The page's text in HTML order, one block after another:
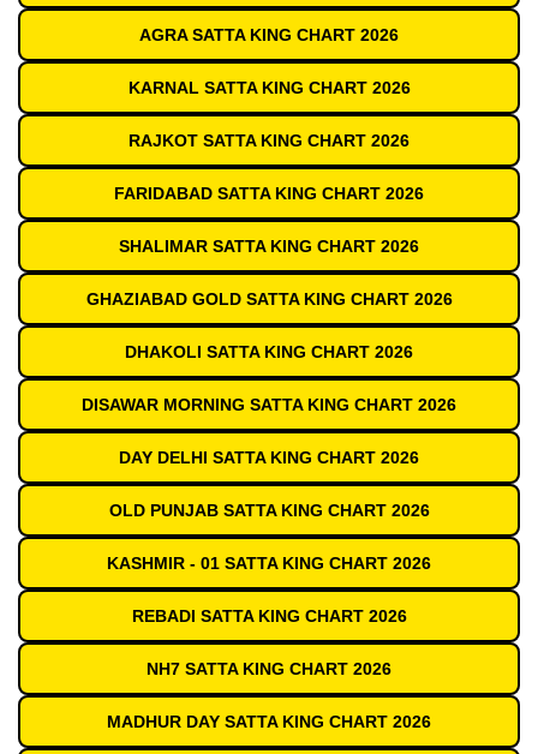
AGRA SATTA KING CHART 2026
KARNAL SATTA KING CHART 2026
RAJKOT SATTA KING CHART 2026
FARIDABAD SATTA KING CHART 2026
SHALIMAR SATTA KING CHART 2026
GHAZIABAD GOLD SATTA KING CHART 2026
DHAKOLI SATTA KING CHART 2026
DISAWAR MORNING SATTA KING CHART 2026
DAY DELHI SATTA KING CHART 2026
OLD PUNJAB SATTA KING CHART 2026
KASHMIR - 01 SATTA KING CHART 2026
REBADI SATTA KING CHART 2026
NH7 SATTA KING CHART 2026
MADHUR DAY SATTA KING CHART 2026